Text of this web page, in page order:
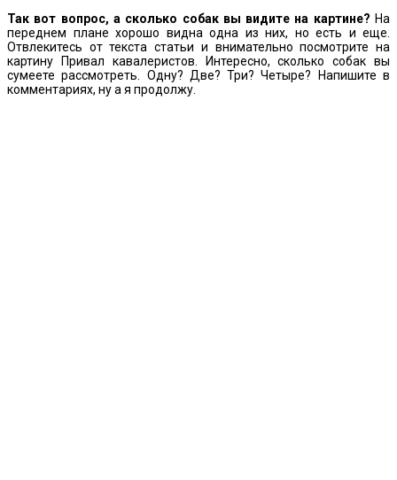
Так вот вопрос, а сколько собак вы видите на картине? На
переднем плане хорошо видна одна из них, но есть и еще.
Отвлекитесь от текста статьи и внимательно посмотрите на
картину Привал кавалеристов. Интересно, сколько собак вы
сумеете рассмотреть. Одну? Две? Три? Четыре? Напишите в
комментариях, ну а я продолжу.